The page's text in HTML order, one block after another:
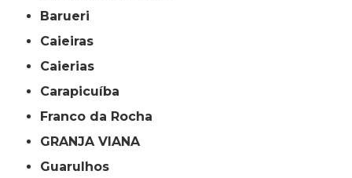
Barueri
Caieiras
Caierias
Carapicuíba
Franco da Rocha
GRANJA VIANA
Guarulhos